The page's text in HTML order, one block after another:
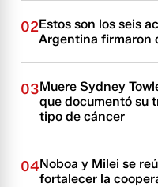
02Estos son los seis
Argentina firmaron
03Muere Sydney
que documentó su
tipo de cáncer
04Noboa y Milei se
fortalecer la